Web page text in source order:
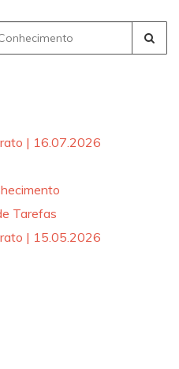
| 16.07.2026
Tarefas
| 15.05.2026